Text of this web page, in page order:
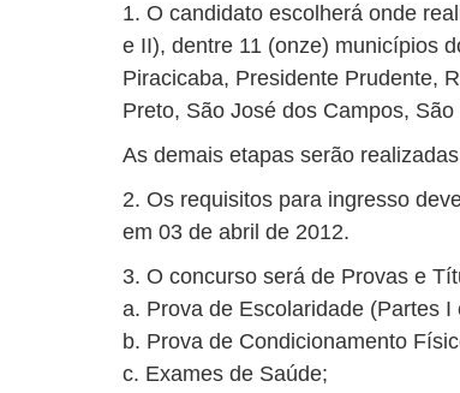
1. O candidato escolherá onde
e II), dentre 11 (onze) municípios
Piracicaba, Presidente Prudente,
Preto, São José dos Campos,
As demais etapas serão
2. Os requisitos para ingresso
em 03 de abril de 2012.
3. O concurso será de Provas e
a. Prova de Escolaridade (Partes I
b. Prova de Condicionamento
c. Exames de Saúde;